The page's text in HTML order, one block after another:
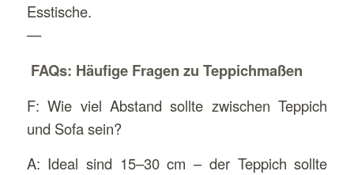
Esstische.
—
FAQs: Häufige Fragen zu Teppichmaßen
F: Wie viel Abstand sollte zwischen Teppich
und Sofa sein?
A: Ideal sind 15–30 cm – der Teppich sollte